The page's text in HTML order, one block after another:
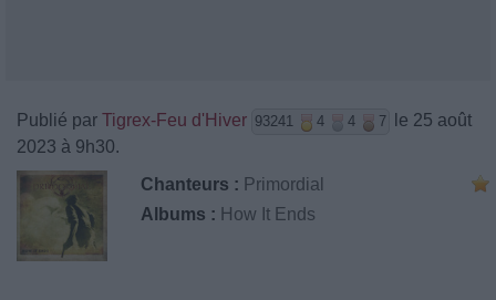
Publié par Tigrex-Feu d'Hiver 93241 4 4 7
le 25 août
2023 à 9h30.
Chanteurs : Primordial
Albums : How It Ends